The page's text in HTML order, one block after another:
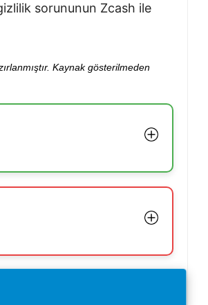
sorununun Zcash ile
Kaynak gösterilmeden